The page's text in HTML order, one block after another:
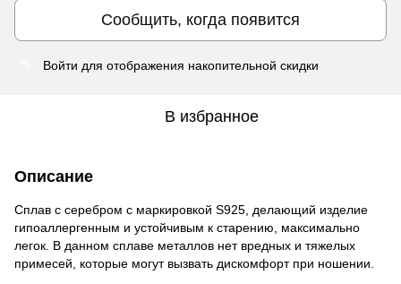
Сообщить, когда появится
Войти для отображения накопительной скидки
В избранное
Описание
Сплав с серебром с маркировкой S925, делающий изделие
гипоаллергенным и устойчивым к старению, максимально
легок. В данном сплаве металлов нет вредных и тяжелых
примесей, которые могут вызвать дискомфорт при ношении.